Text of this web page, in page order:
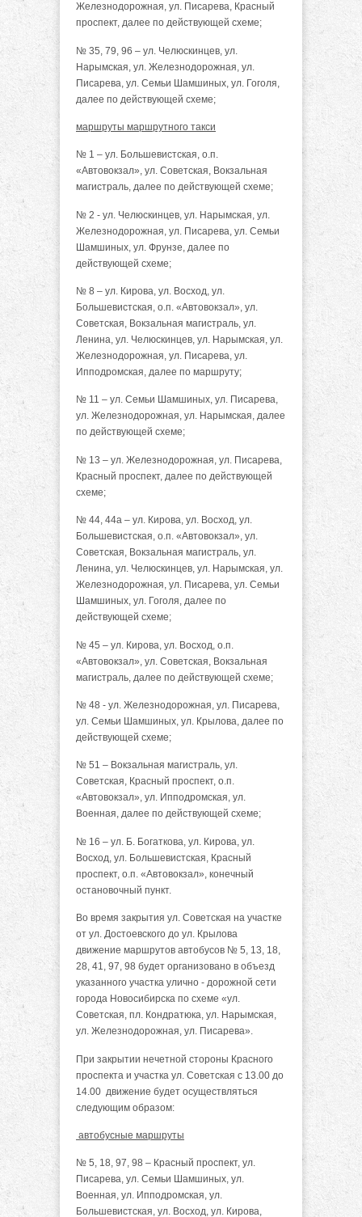
Железнодорожная, ул. Писарева, Красный
проспект, далее по действующей схеме;
№ 35, 79, 96 – ул. Челюскинцев, ул.
Нарымская, ул. Железнодорожная, ул.
Писарева, ул. Семьи Шамшиных, ул. Гоголя,
далее по действующей схеме;
маршруты маршрутного такси
№ 1 – ул. Большевистская, о.п.
«Автовокзал», ул. Советская, Вокзальная
магистраль, далее по действующей схеме;
№ 2 - ул. Челюскинцев, ул. Нарымская, ул.
Железнодорожная, ул. Писарева, ул. Семьи
Шамшиных, ул. Фрунзе, далее по
действующей схеме;
№ 8 – ул. Кирова, ул. Восход, ул.
Большевистская, о.п. «Автовокзал», ул.
Советская, Вокзальная магистраль, ул.
Ленина, ул. Челюскинцев, ул. Нарымская, ул.
Железнодорожная, ул. Писарева, ул.
Ипподромская, далее по маршруту;
№ 11 – ул. Семьи Шамшиных, ул. Писарева,
ул. Железнодорожная, ул. Нарымская, далее
по действующей схеме;
№ 13 – ул. Железнодорожная, ул. Писарева,
Красный проспект, далее по действующей
схеме;
№ 44, 44а – ул. Кирова, ул. Восход, ул.
Большевистская, о.п. «Автовокзал», ул.
Советская, Вокзальная магистраль, ул.
Ленина, ул. Челюскинцев, ул. Нарымская, ул.
Железнодорожная, ул. Писарева, ул. Семьи
Шамшиных, ул. Гоголя, далее по
действующей схеме;
№ 45 – ул. Кирова, ул. Восход, о.п.
«Автовокзал», ул. Советская, Вокзальная
магистраль, далее по действующей схеме;
№ 48 - ул. Железнодорожная, ул. Писарева,
ул. Семьи Шамшиных, ул. Крылова, далее по
действующей схеме;
№ 51 – Вокзальная магистраль, ул.
Советская, Красный проспект, о.п.
«Автовокзал», ул. Ипподромская, ул.
Военная, далее по действующей схеме;
№ 16 – ул. Б. Богаткова, ул. Кирова, ул.
Восход, ул. Большевистская, Красный
проспект, о.п. «Автовокзал», конечный
остановочный пункт.
Во время закрытия ул. Советская на участке
от ул. Достоевского до ул. Крылова
движение маршрутов автобусов № 5, 13, 18,
28, 41, 97, 98 будет организовано в объезд
указанного участка улично - дорожной сети
города Новосибирска по схеме «ул.
Советская, пл. Кондратюка, ул. Нарымская,
ул. Железнодорожная, ул. Писарева».
При закрытии нечетной стороны Красного
проспекта и участка ул. Советская с 13.00 до
14.00 движение будет осуществляться
следующим образом:
автобусные маршруты
№ 5, 18, 97, 98 – Красный проспект, ул.
Писарева, ул. Семьи Шамшиных, ул.
Военная, ул. Ипподромская, ул.
Большевистская, ул. Восход, ул. Кирова,